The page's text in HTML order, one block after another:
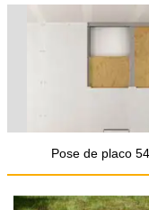
Pose de placo 54